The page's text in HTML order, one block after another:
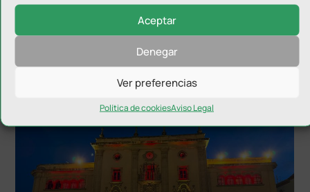
Aceptar
Denegar
Ver preferencias
Política de cookiesAviso Legal